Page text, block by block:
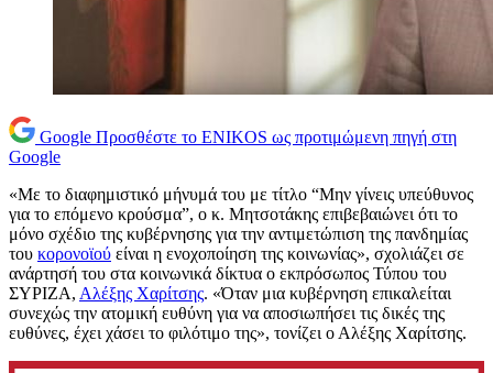
Google Προσθέστε το ENIKOS ως προτιμώμενη πηγή στη
Google
«Με το διαφημιστικό μήνυμά του με τίτλο “Μην γίνεις υπεύθυνος
για το επόμενο κρούσμα”, ο κ. Μητσοτάκης επιβεβαιώνει ότι το
μόνο σχέδιο της κυβέρνησης για την αντιμετώπιση της πανδημίας
του κορονοϊού είναι η ενοχοποίηση της κοινωνίας», σχολιάζει σε
ανάρτησή του στα κοινωνικά δίκτυα ο εκπρόσωπος Τύπου του
ΣΥΡΙΖΑ, Αλέξης Χαρίτσης. «Όταν μια κυβέρνηση επικαλείται
συνεχώς την ατομική ευθύνη για να αποσιωπήσει τις δικές της
ευθύνες, έχει χάσει το φιλότιμο της», τονίζει ο Αλέξης Χαρίτσης.